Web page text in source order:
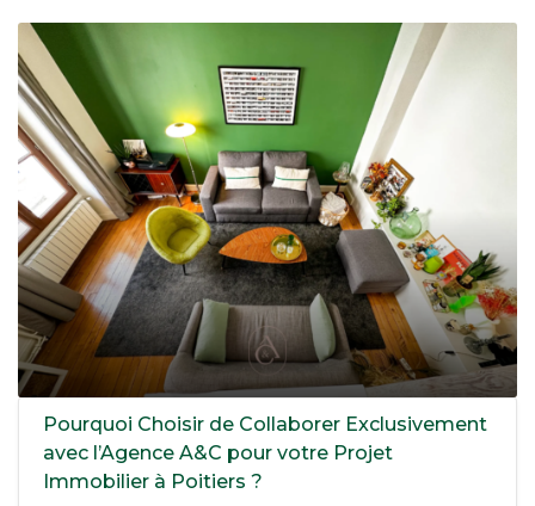
Pourquoi Choisir de Collaborer Exclusivement
avec l’Agence A&C pour votre Projet
Immobilier à Poitiers ?